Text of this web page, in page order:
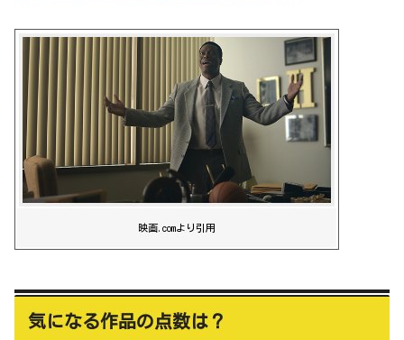
映画.comより引用
気になる作品の点数は？